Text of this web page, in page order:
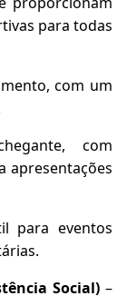
para todas
com um
com
apresentações
para eventos
Social)–